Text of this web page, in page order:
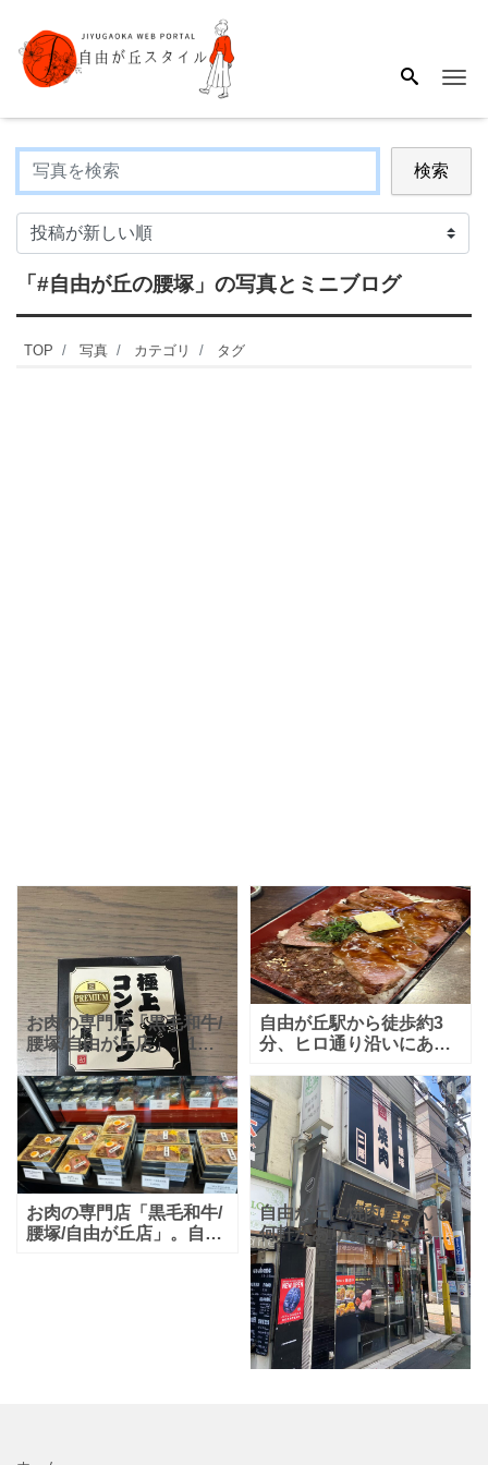
検索
「#自由が丘の腰塚」 の写真とミニブログ
TOP 写真 カテゴリ タグ
お肉の専門店「黒毛和牛/
腰塚/自由が丘店」。1階
にはお弁当やコロッケな
どのお惣菜や精肉が販売
されており、2階は焼肉店
となっています。 先日ラ
ンチにうかがったとき
自由が丘駅から徒歩約3
分、ヒロ通り沿いにある
塚/自由が丘店」。 先日ラ
ンチにうかがったところ
「ビフテキ重」がとても
美味しかったです。
お肉の専門店「黒毛和牛/
腰塚/自由が丘店」。自由
自由が丘に焼肉屋さんも
何軒かありますがこちら
は黒毛和牛を使用！店頭
ポスターに思わず目が留
まります。駅からも近く
いかがでしょうか？